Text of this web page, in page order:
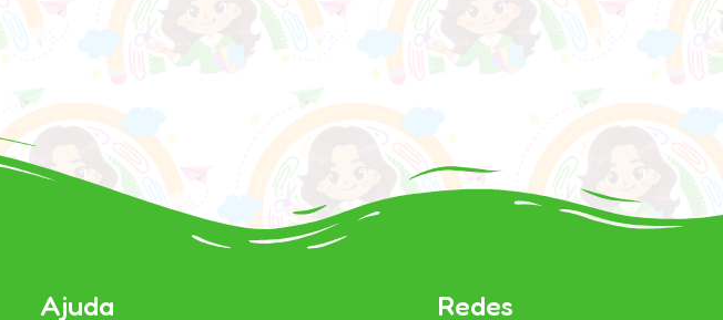
Ajuda Redes